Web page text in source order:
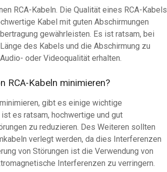
RCA-Kabeln. Die Qualität eines RCA-Kabels
Kabel mit guten Abschirmungen
gewährleisten. Es ist ratsam, bei
des Kabels und die Abschirmung zu
oder Videoqualität erhalten.
RCA-Kabeln minimieren?
gibt es einige wichtige
es ratsam, hochwertige und gut
zu reduzieren. Des Weiteren sollten
verlegt werden, da dies Interferenzen
von Störungen ist die Verwendung von
Interferenzen zu verringern.